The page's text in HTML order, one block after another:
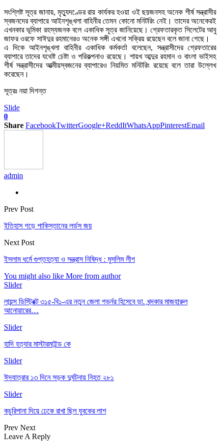
সংশ্লিষ্ট সূত্র জানায়, মৃত্যুদণ্ডের রায় কার্যকর হওয়া ওই ছয়জনসহ অনেক শীর্ষ সন্ত্রাসীর
স্বজনদের ব্যাপারে আইনশৃঙ্খলা বাহিনীর তেমন কোনো মনিটরিং নেই। তাদের অনেকেরই
এখনকার ভূমিকা রহস্যজনক বলে একাধিক সূত্র জানিয়েছে। গ্রেফতারকৃত সিলেটের আবু
জাফর ওরফে সাঈদুর রহমানেরও অনেক সঙ্গী এখনো সক্রিয় রয়েছেন বলে জানা গেছে।
এ দিকে আইনশৃঙ্খলা বাহিনীর একাধিক কর্মকর্তা বলেছেন, সন্ত্রাসীদের গ্রেফতারের
ব্যাপারে তাদের যথেষ্ট চেষ্টা ও পরিকল্পনাও রয়েছে। শায়খ আব্দুর রহমান ও বাংলা ভাইসহ
শীর্ষ সন্ত্রাসীদের আত্মীয়স্বজনের ব্যাপারেও নিয়মিত মনিটরিং রয়েছে বলে তারা উল্লেখ
করেছেন।
সূত্রঃ নয়া দিগন্ত
Slide
0
Share FacebookTwitterGoogle+ReddItWhatsAppPinterestEmail
admin
Prev Post
ইতিহাস গড়ে পাকিস্তানের লর্ডস জয়
Next Post
ইসলাম ধর্মে গুপ্তহত্যা ও সন্ত্রাস নিষিদ্ধ : মুসলিম লীগ
You might also like More from author
Slider
লায়ন্স ডিস্ট্রিক্ট ৩১৫-বি১-এর নতুন জেলা গভর্নর হিসেবে ডা. খন্দকার মাজহারুল
আনোয়ারের…
Slider
হাদি হত্যার মাস্টারমাইন্ড কে
Slider
ঈদযাত্রার ১৩ দিনে সড়ক দুর্ঘটনায় নিহত ২৮১
Slider
কচুরিপানা দিয়ে ঢেকে রাখা ছিল যুবকের লাশ
Prev Next
Leave A Reply